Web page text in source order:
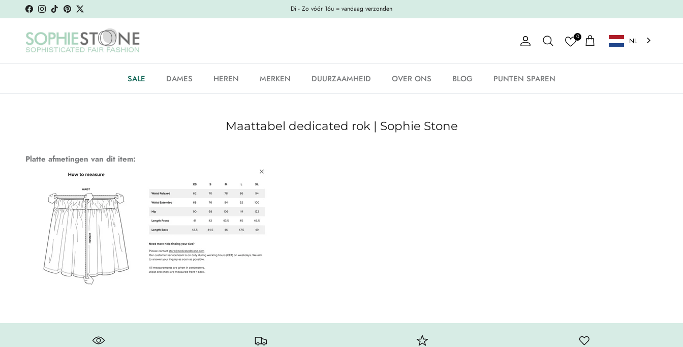
Ga naar inhoud
FacebookInstagram
TikTokPinterestTwitter Di - Zo vóór 16u = vandaag verzonden
Account
Zoeken
0
Winkelwagen NL
SALE DAMES HEREN MERKEN DUURZAAMHEID OVER ONS BLOG PUNTEN SPAREN
Maattabel dedicated rok | Sophie Stone
Platte afmetingen van dit item: